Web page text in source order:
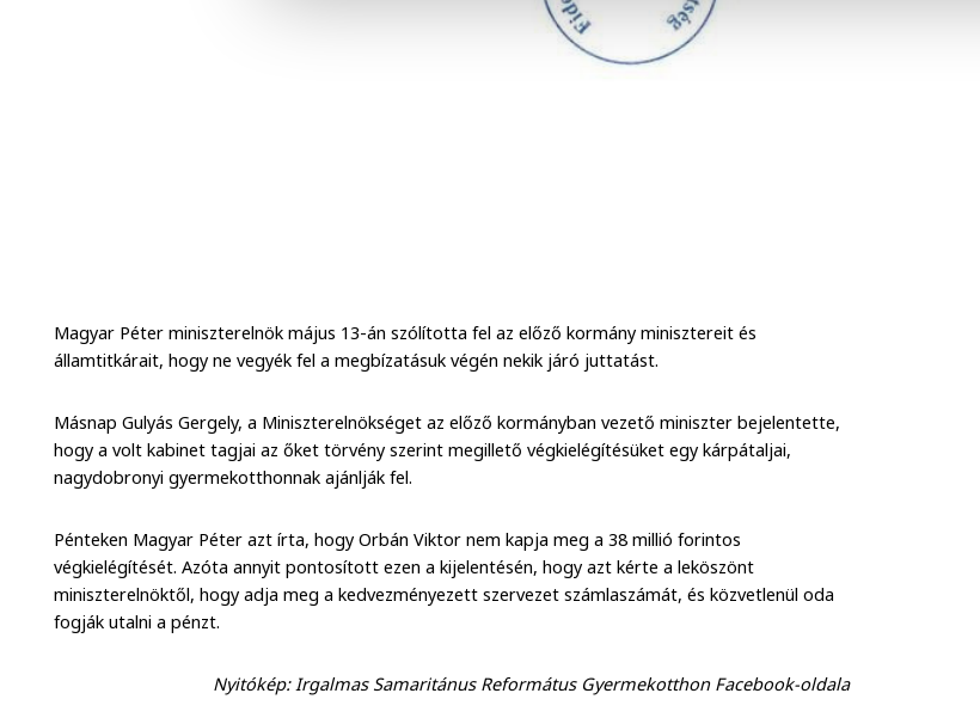
Magyar Péter miniszterelnök május 13-án szólította fel az előző kormány minisztereit és
államtitkárait, hogy ne vegyék fel a megbízatásuk végén nekik járó juttatást.
Másnap Gulyás Gergely, a Miniszterelnökséget az előző kormányban vezető miniszter bejelentette,
hogy a volt kabinet tagjai az őket törvény szerint megillető végkielégítésüket egy kárpátaljai,
nagydobronyi gyermekotthonnak ajánlják fel.
Pénteken Magyar Péter azt írta, hogy Orbán Viktor nem kapja meg a 38 millió forintos
végkielégítését. Azóta annyit pontosított ezen a kijelentésén, hogy azt kérte a leköszönt
miniszterelnöktől, hogy adja meg a kedvezményezett szervezet számlaszámát, és közvetlenül oda
fogják utalni a pénzt.
Nyitókép: Irgalmas Samaritánus Református Gyermekotthon Facebook-oldala